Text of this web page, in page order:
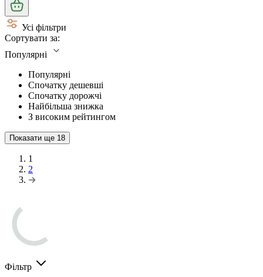
Усі фільтри
Сортувати за:
Популярні
Популярні
Спочатку дешевші
Спочатку дорожчі
Найбільша знижка
З високим рейтингом
Показати ще 18
1
2
Фільтр